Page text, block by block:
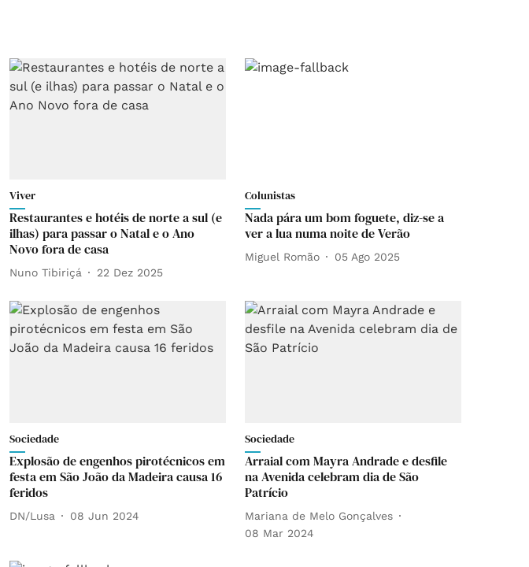
Viver
Restaurantes e hotéis de norte a sul (e
ilhas) para passar o Natal e o Ano
Novo fora de casa
Nuno Tibiriçá 22 Dez 2025
Colunistas
Nada pára um bom foguete, diz-se a
ver a lua numa noite de Verão
Miguel Romão 05 Ago 2025
Sociedade
Explosão de engenhos pirotécnicos em
festa em São João da Madeira causa 16
feridos
DN/Lusa 08 Jun 2024
Sociedade
Arraial com Mayra Andrade e desfile
na Avenida celebram dia de São
Patrício
Mariana de Melo Gonçalves
08 Mar 2024